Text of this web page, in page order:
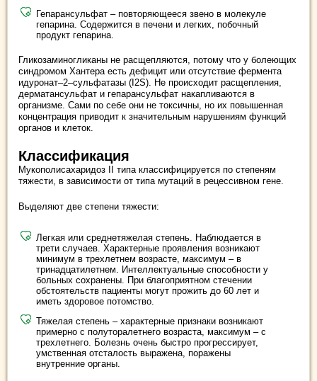
Гепарансульфат – повторяющееся звено в молекуле
гепарина. Содержится в печени и легких, побочный
продукт гепарина.
Гликозаминогликаны не расщепляются, потому что у болеющих
синдромом Хантера есть дефицит или отсутствие фермента
идуронат–2–сульфатазы (I2S). Не происходит расщепления,
дерматансульфат и гепарансульфат накапливаются в
организме. Сами по себе они не токсичны, но их повышенная
концентрация приводит к значительным нарушениям функций
органов и клеток.
Классификация
Мукополисахаридоз II типа классифицируется по степеням
тяжести, в зависимости от типа мутаций в рецессивном гене.
Выделяют две степени тяжести:
Легкая или среднетяжелая степень. Наблюдается в
трети случаев. Характерные проявления возникают
минимум в трехлетнем возрасте, максимум – в
тринадцатилетнем. Интеллектуальные способности у
больных сохранены. При благоприятном стечении
обстоятельств пациенты могут прожить до 60 лет и
иметь здоровое потомство.
Тяжелая степень – характерные признаки возникают
примерно с полуторалетнего возраста, максимум – с
трехлетнего. Болезнь очень быстро прогрессирует,
умственная отсталость выражена, поражены
внутренние органы.